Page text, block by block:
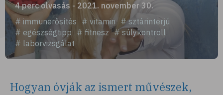
4 perc olvasás - 2021. november 30.
# immunerősítés # vitamin # sztárinterjú
# egészségtipp # fitnesz # súlykontroll
# laborvizsgálat
Hogyan óvják az ismert művészek,